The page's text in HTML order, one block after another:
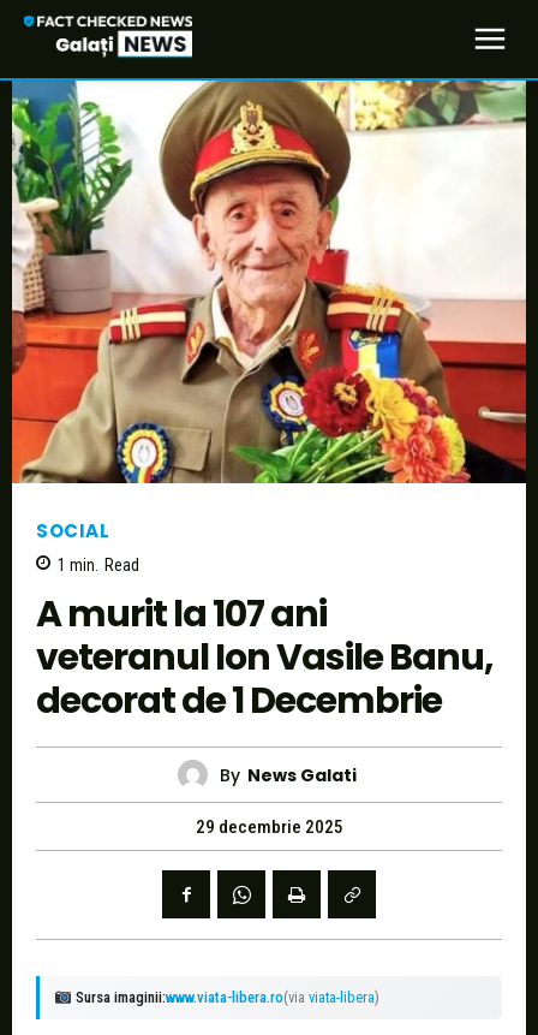
SOCIAL
1 min. Read
A murit la 107 ani
veteranul Ion Vasile Banu,
decorat de 1 Decembrie
By News Galati
29 decembrie 2025
Sursa imaginii:www.viata-libera.ro(via viata-libera)